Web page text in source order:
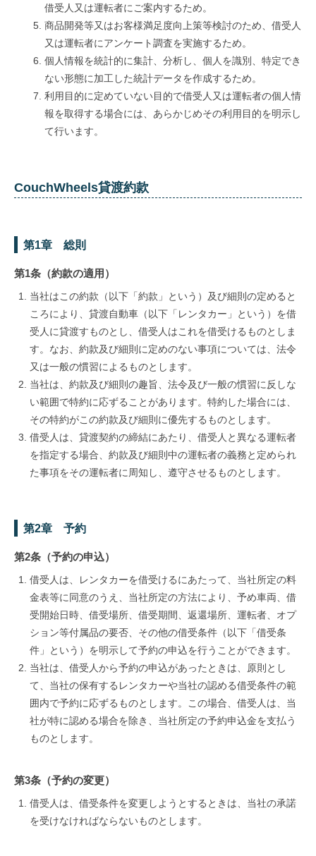
借受人又は運転者にご案内するため。
商品開発等又はお客様満足度向上策等検討のため、借受人
又は運転者にアンケート調査を実施するため。
個人情報を統計的に集計、分析し、個人を識別、特定でき
ない形態に加工した統計データを作成するため。
利用目的に定めていない目的で借受人又は運転者の個人情
報を取得する場合には、あらかじめその利用目的を明示し
て行います。
CouchWheels貸渡約款
第1章 総則
第1条（約款の適用）
当社はこの約款（以下「約款」という）及び細則の定めると
ころにより、貸渡自動車（以下「レンタカー」という）を借
受人に貸渡すものとし、借受人はこれを借受けるものとしま
す。なお、約款及び細則に定めのない事項については、法令
又は一般の慣習によるものとします。
当社は、約款及び細則の趣旨、法令及び一般の慣習に反しな
い範囲で特約に応ずることがあります。特約した場合には、
その特約がこの約款及び細則に優先するものとします。
借受人は、貸渡契約の締結にあたり、借受人と異なる運転者
を指定する場合、約款及び細則中の運転者の義務と定められ
た事項をその運転者に周知し、遵守させるものとします。
第2章 予約
第2条（予約の申込）
借受人は、レンタカーを借受けるにあたって、当社所定の料
金表等に同意のうえ、当社所定の方法により、予め車両、借
受開始日時、借受場所、借受期間、返還場所、運転者、オプ
ション等付属品の要否、その他の借受条件（以下「借受条
件」という）を明示して予約の申込を行うことができます。
当社は、借受人から予約の申込があったときは、原則とし
て、当社の保有するレンタカーや当社の認める借受条件の範
囲内で予約に応ずるものとします。この場合、借受人は、当
社が特に認める場合を除き、当社所定の予約申込金を支払う
ものとします。
第3条（予約の変更）
借受人は、借受条件を変更しようとするときは、当社の承諾
を受けなければならないものとします。